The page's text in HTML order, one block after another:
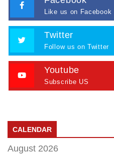
Like us on Facebook
Twitter
Follow us on Twitter
Youtube
Subscribe US
CALENDAR
August 2026